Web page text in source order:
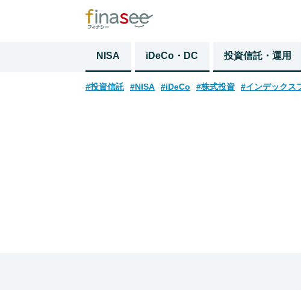
NISA iDeCo・DC 投資信託・運用
#投資信託 #NISA #iDeCo #株式投資 #インデックス